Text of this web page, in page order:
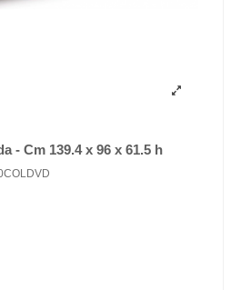
- Cm 139.4 x 96 x 61.5 h